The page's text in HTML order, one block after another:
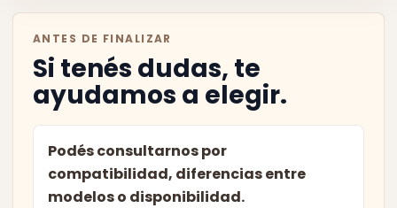
ANTES DE FINALIZAR
Si tenés dudas, te
ayudamos a elegir.
Podés consultarnos por
compatibilidad, diferencias entre
modelos o disponibilidad.